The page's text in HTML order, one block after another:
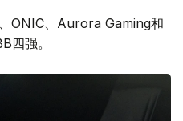
ONIC、Aurora Gaming和
四强。